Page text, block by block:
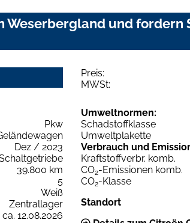
Weserbergland und fordern
Preis:
MWSt:
Pkw
Dez / 2023
39.800 km
5
Weiß
Zentrallager
12.08.2026
Umweltnormen:
Schadstoffklasse
Umweltplakette
Verbrauch und
Kraftstoffverbr. komb.
CO2-Emissionen komb.
CO2-Klasse
Standort